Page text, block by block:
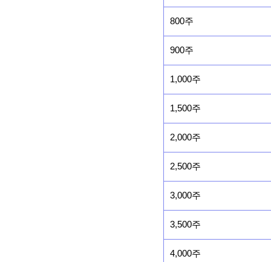
800주
900주
1,000주
1,500주
2,000주
2,500주
3,000주
3,500주
4,000주